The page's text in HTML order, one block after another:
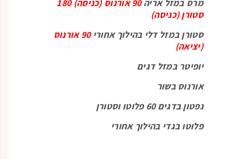
מרס במזל אריה
90 אורנוס (כניסה) 180
סטורן (כניסה)
סטורן במזל דלי בהילוך אחורי
90 אורנוס
(יציאה)
יופיטר במזל דגים
אורנוס בשור
נפטון בדגים 60 פלוטו וסטורן
פלוטו בגדי בהילוך אחורי